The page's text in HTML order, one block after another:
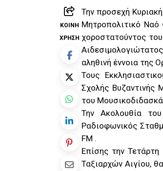
ΚΟΙΝΉ
ΧΡΉΣΗ
Την προσεχή
Μητροπολιτικό Ναό
χοροστατούντος
αληθινή έννοια της
Τους
Σχολής Βυζαντινής
του
Την Ακολουθία
Ραδιοφωνικός
FM .
Επίσης την
Ταξιαρχών Αιγίου,